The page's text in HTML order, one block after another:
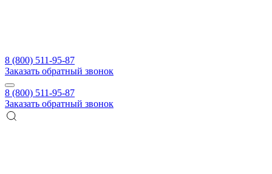
8 (800) 511-95-87
Заказать обратный звонок
8 (800) 511-95-87
Заказать обратный звонок